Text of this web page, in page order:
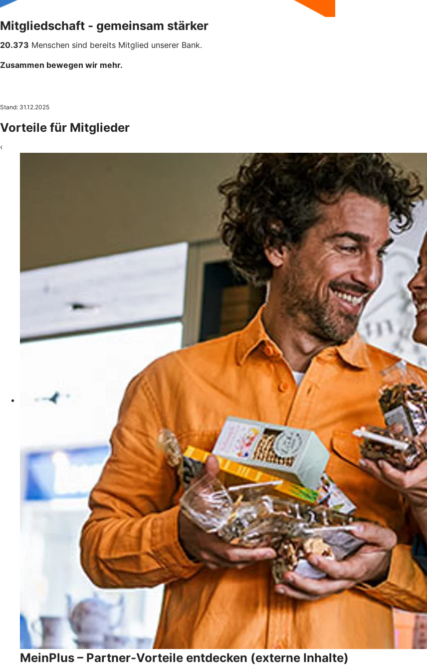
Mitgliedschaft - gemeinsam stärker
20.373 Menschen sind bereits Mitglied unserer Bank.
Zusammen bewegen wir mehr.
Stand: 31.12.2025
Vorteile für Mitglieder
‹
MeinPlus – Partner-Vorteile entdecken (externe Inhalte)